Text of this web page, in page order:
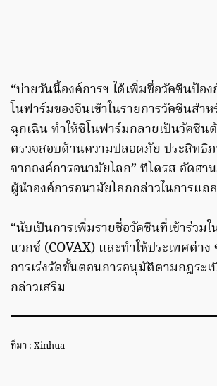
“บ่ายวันนี้องค์การฯ ได้เพิ่มชื่อวัคซีนป้อ
โนฟาร์มของจีนเข้าในรายการวัคซีนสำ
ฉุกเฉิน ทำให้ซิโนฟาร์มกลายเป็นวัคซีน
ตรวจสอบด้านความปลอดภัย ประสิท
จากองค์การอนามัยโลก” ทีโดรส อัดฮา
ผู้นำองค์การอนามัยโลกกล่าวในการแถ
“นับเป็นการเพิ่มรายชื่อวัคซีนที่เข้าร่วมใ
แวกซ์ (COVAX) และทำให้ประเทศต่าง
การเร่งรัดขั้นตอนการอนุมัติตามกฎระเ
กล่าวเสริม
ที่มา : Xinhua